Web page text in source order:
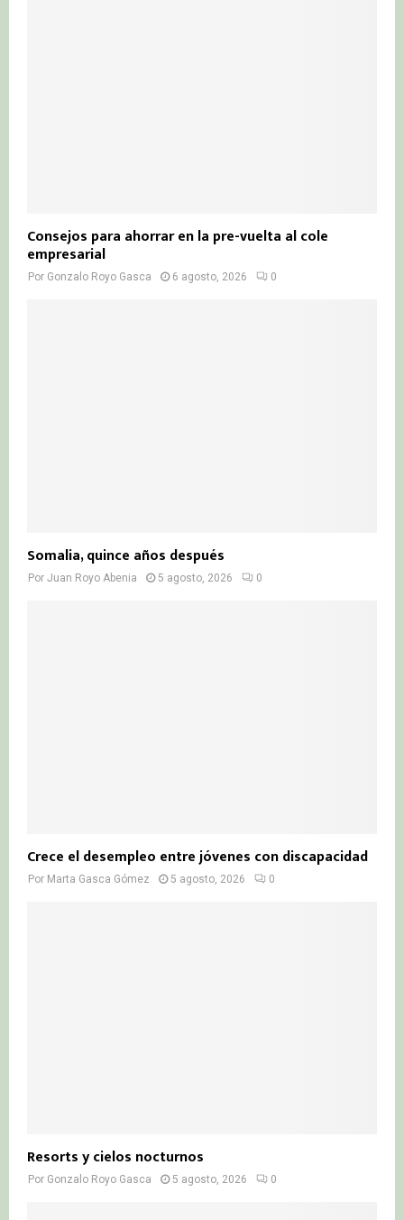
Consejos para ahorrar en la pre-vuelta al cole
empresarial
Por Gonzalo Royo Gasca 6 agosto, 2026 0
Somalia, quince años después
Por Juan Royo Abenia 5 agosto, 2026 0
Crece el desempleo entre jóvenes con discapacidad
Por Marta Gasca Gómez 5 agosto, 2026 0
Resorts y cielos nocturnos
Por Gonzalo Royo Gasca 5 agosto, 2026 0